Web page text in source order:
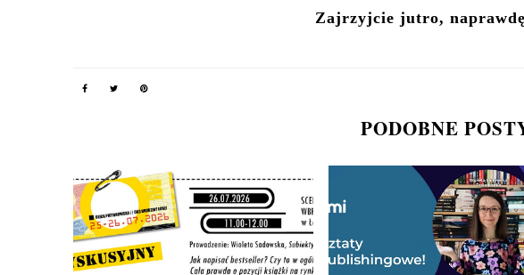
Zajrzyjcie jutro,
PODOBNE